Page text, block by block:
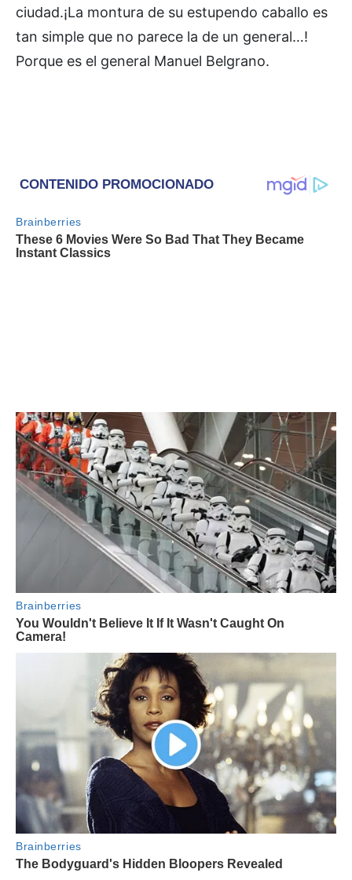
ciudad.¡La montura de su estupendo caballo es
tan simple que no parece la de un general…!
Porque es el general Manuel Belgrano.